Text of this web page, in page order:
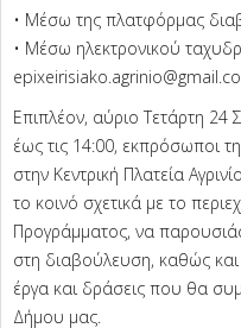
• Μέσω της πλατφόρμας
• Μέσω ηλεκτρονικού
Επιπλέον, αύριο Τετάρτη 24
έως τις 14:00, εκπρόσωποι
στην Κεντρική Πλατεία
το κοινό σχετικά με το
Προγράμματος, να
στη διαβούλευση, καθώς
έργα και δράσεις που θα
Δήμου μας.